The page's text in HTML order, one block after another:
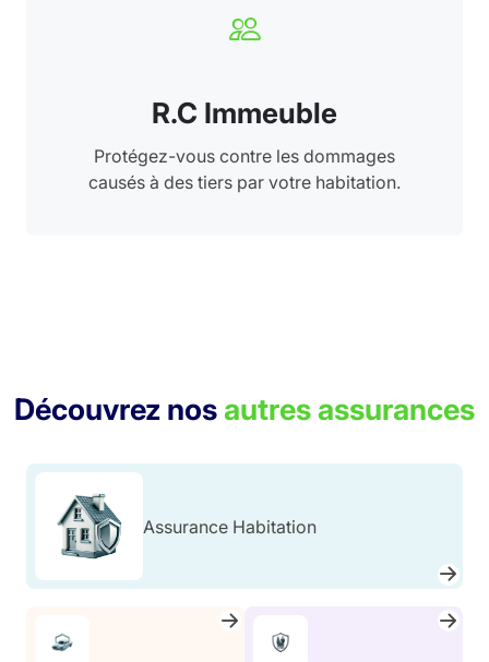
R.C Immeuble
Protégez-vous contre les dommages
causés à des tiers par votre habitation.
Découvrez nos autres assurances
Assurance Habitation